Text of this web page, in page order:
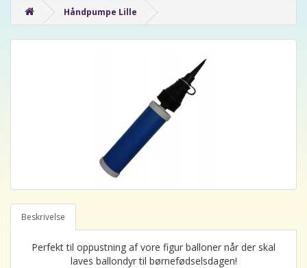
Håndpumpe Lille
Beskrivelse
Perfekt til oppustning af vore figur balloner når der skal
laves ballondyr til børnefødselsdagen!